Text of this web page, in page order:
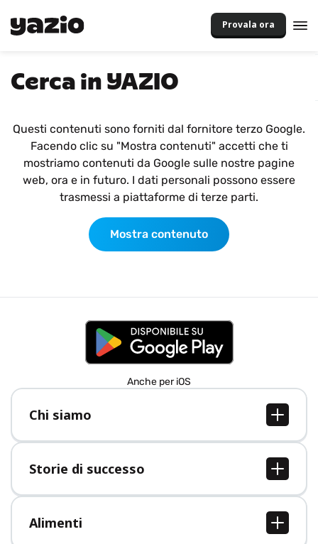
Provala ora
Cerca in YAZIO
Questi contenuti sono forniti dal fornitore terzo Google.
Facendo clic su "Mostra contenuti" accetti che ti
mostriamo contenuti da Google sulle nostre pagine
web, ora e in futuro. I dati personali possono essere
trasmessi a piattaforme di terze parti.
Mostra contenuto
Anche per iOS
Chi siamo
Chi siamo
Lavori
Stampa
Storie di successo
Tutte le storie di successo
Alimenti